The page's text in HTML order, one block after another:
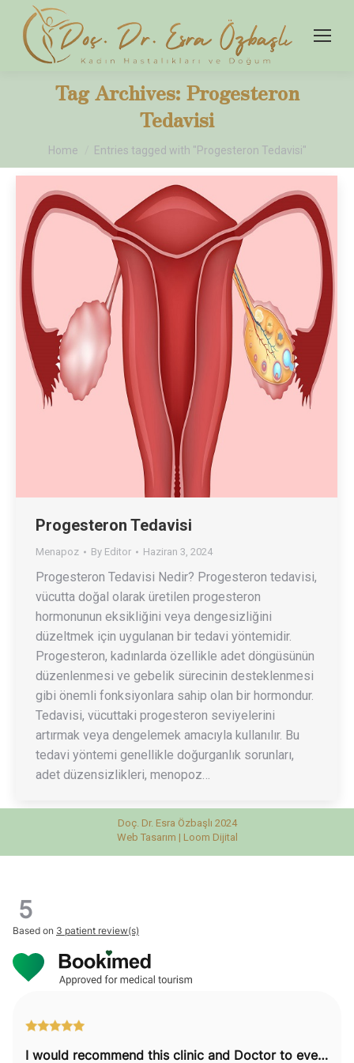
Tag Archives: Progesteron
Tedavisi
You are here:
Home Entries tagged with "Progesteron Tedavisi"
Progesteron Tedavisi
Menapoz By Editor Haziran 3, 2024
Progesteron Tedavisi Nedir? Progesteron tedavisi,
vücutta doğal olarak üretilen progesteron
hormonunun eksikliğini veya dengesizliğini
düzeltmek için uygulanan bir tedavi yöntemidir.
Progesteron, kadınlarda özellikle adet döngüsünün
düzenlenmesi ve gebelik sürecinin desteklenmesi
gibi önemli fonksiyonlara sahip olan bir hormondur.
Tedavisi, vücuttaki progesteron seviyelerini
artırmak veya dengelemek amacıyla kullanılır. Bu
tedavi yöntemi genellikle doğurganlık sorunları,
adet düzensizlikleri, menopoz…
Doç. Dr. Esra Özbaşlı 2024
Web Tasarım | Loom Dijital
5
Based on 3 patient review(s)
I would recommend this clinic and Doctor to everyone.